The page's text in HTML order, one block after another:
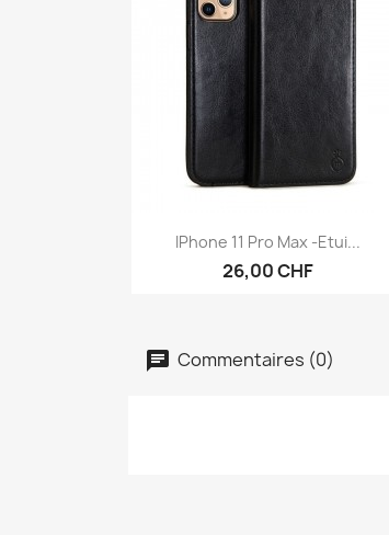
Aperçu rapide
IPhone 11 Pro Max -Etui...
26,00 CHF
Commentaires (0)